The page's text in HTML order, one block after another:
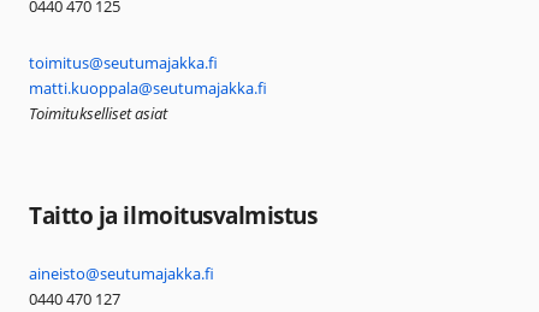
0440 470 125
toimitus@seutumajakka.fi
matti.kuoppala@seutumajakka.fi
Toimitukselliset asiat
Taitto ja ilmoitusvalmistus
aineisto@seutumajakka.fi
0440 470 127